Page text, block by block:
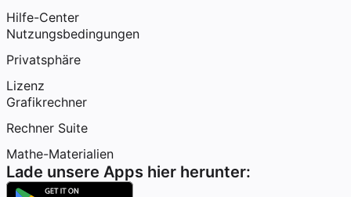
Hilfe-Center
Nutzungsbedingungen
Privatsphäre
Lizenz
Grafikrechner
Rechner Suite
Mathe-Materialien
Lade unsere Apps hier herunter: